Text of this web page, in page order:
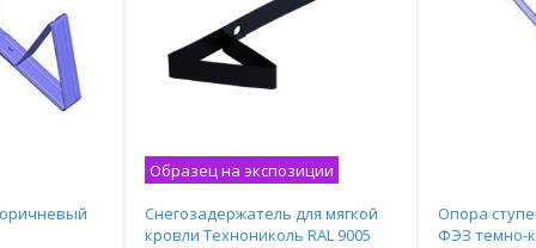
Образец на экспозиции
Снегозадержатель для мягкой
кровли Технониколь RAL 9005
Опора
ФЭЗ темно-